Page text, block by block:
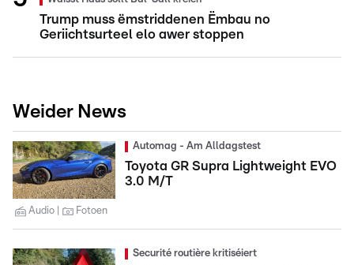
Trump muss ëmstriddenen Ëmbau no
Geriichtsurteel elo awer stoppen
Weider News
Automag - Am Alldagstest
Toyota GR Supra Lightweight EVO
3.0 M/T
Audio Fotoen
Securité routière kritiséiert